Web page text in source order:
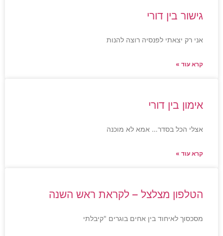
גישור בין דורי
אני רק יצאתי לפנסיה רוצה להנות
קרא עוד »
אימון בין דורי
אצלי הכל בסדר… אמא לא מוכנה
קרא עוד »
הטלפון מצלצל – לקראת ראש השנה
מסכסוך לאיחוד בין אחים בוגרים "קיבלתי